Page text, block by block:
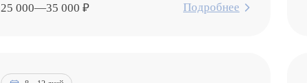
25 000—35 000 ₽ Подробнее